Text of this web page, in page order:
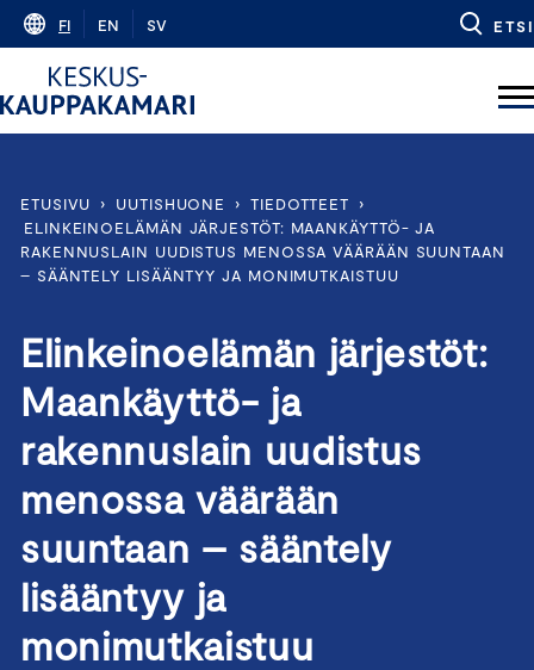
Skip
content
FI EN SV ETSI
ETUSIVU › UUTISHUONE › TIEDOTTEET
›
ELINKEINOELÄMÄN JÄRJESTÖT: MAANKÄYTTÖ- JA
RAKENNUSLAIN UUDISTUS MENOSSA VÄÄRÄÄN SUUNTAAN
– SÄÄNTELY LISÄÄNTYY JA MONIMUTKAISTUU
Elinkeinoelämän järjestöt:
Maankäyttö- ja
rakennuslain uudistus
menossa väärään
suuntaan – sääntely
lisääntyy ja
monimutkaistuu